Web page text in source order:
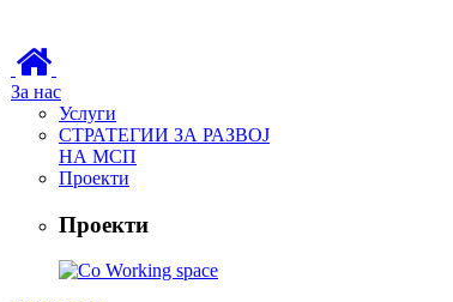
За нас
Услуги
СТРАТЕГИИ ЗА РАЗВОЈ
НА МСП
Проекти
Проекти